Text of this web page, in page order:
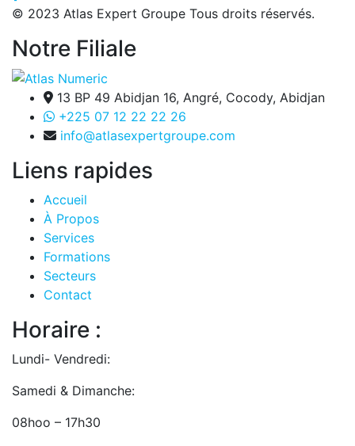
© 2023 Atlas Expert Groupe Tous droits réservés.
Notre Filiale
13 BP 49 Abidjan 16, Angré, Cocody, Abidjan
+225 07 12 22 22 26
info@atlasexpertgroupe.com
Liens rapides
Accueil
À Propos
Services
Formations
Secteurs
Contact
Horaire :
Lundi- Vendredi:
Samedi & Dimanche:
08hoo – 17h30